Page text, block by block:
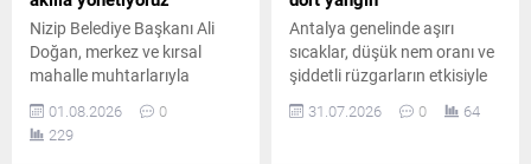
Nizip Belediye Başkanı Ali
Doğan, merkez ve kırsal
mahalle muhtarlarıyla
belediyede bir araya gelerek
mahallelerin öncelikli
ihtiyaçlarını, devam eden
01.08.2026
0
229
Antalya genelinde aşırı
sıcaklar, düşük nem oranı ve
şiddetli rüzgarların etkisiyle
başlayan peş peşe orman
yangınları günlerce sürerken
31.07.2026 0 64